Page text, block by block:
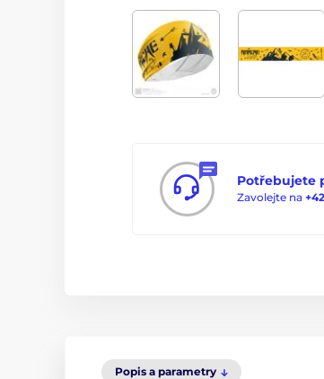
Potřebujete
Zavolejte na
Popis a parametry